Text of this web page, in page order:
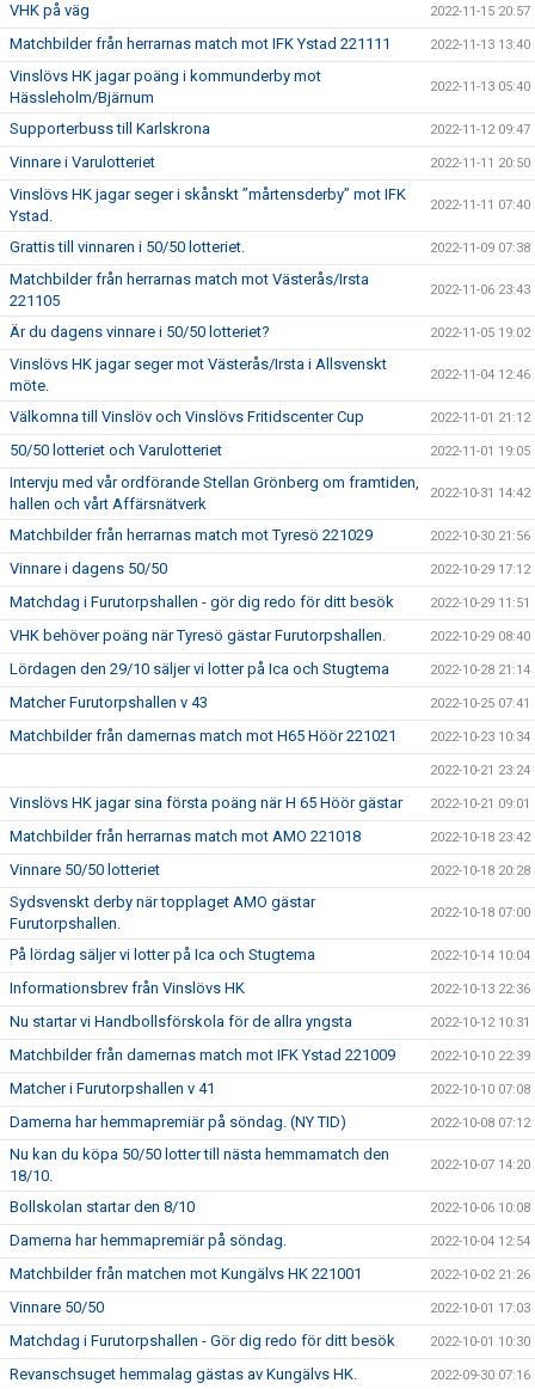
VHK på väg 2022-11-15 20:57
Matchbilder från herrarnas match mot IFK Ystad 221111 2022-11-13 13:40
Vinslövs HK jagar poäng i kommunderby mot
Hässleholm/Bjärnum
2022-11-13 05:40
Supporterbuss till Karlskrona 2022-11-12 09:47
Vinnare i Varulotteriet 2022-11-11 20:50
Vinslövs HK jagar seger i skånskt ”mårtensderby” mot IFK
Ystad.
2022-11-11 07:40
Grattis till vinnaren i 50/50 lotteriet. 2022-11-09 07:38
Matchbilder från herrarnas match mot Västerås/Irsta
221105
2022-11-06 23:43
Är du dagens vinnare i 50/50 lotteriet? 2022-11-05 19:02
Vinslövs HK jagar seger mot Västerås/Irsta i Allsvenskt
möte.
2022-11-04 12:46
Välkomna till Vinslöv och Vinslövs Fritidscenter Cup 2022-11-01 21:12
50/50 lotteriet och Varulotteriet 2022-11-01 19:05
Intervju med vår ordförande Stellan Grönberg om framtiden,
hallen och vårt Affärsnätverk
2022-10-31 14:42
Matchbilder från herrarnas match mot Tyresö 221029 2022-10-30 21:56
Vinnare i dagens 50/50 2022-10-29 17:12
Matchdag i Furutorpshallen - gör dig redo för ditt besök 2022-10-29 11:51
VHK behöver poäng när Tyresö gästar Furutorpshallen. 2022-10-29 08:40
Lördagen den 29/10 säljer vi lotter på Ica och Stugtema 2022-10-28 21:14
Matcher Furutorpshallen v 43 2022-10-25 07:41
Matchbilder från damernas match mot H65 Höör 221021 2022-10-23 10:34
2022-10-21 23:24
Vinslövs HK jagar sina första poäng när H 65 Höör gästar 2022-10-21 09:01
Matchbilder från herrarnas match mot AMO 221018 2022-10-18 23:42
Vinnare 50/50 lotteriet 2022-10-18 20:28
Sydsvenskt derby när topplaget AMO gästar
Furutorpshallen.
2022-10-18 07:00
På lördag säljer vi lotter på Ica och Stugtema 2022-10-14 10:04
Informationsbrev från Vinslövs HK 2022-10-13 22:36
Nu startar vi Handbollsförskola för de allra yngsta 2022-10-12 10:31
Matchbilder från damernas match mot IFK Ystad 221009 2022-10-10 22:39
Matcher i Furutorpshallen v 41 2022-10-10 07:08
Damerna har hemmapremiär på söndag. (NY TID) 2022-10-08 07:12
Nu kan du köpa 50/50 lotter till nästa hemmamatch den
18/10.
2022-10-07 14:20
Bollskolan startar den 8/10 2022-10-06 10:08
Damerna har hemmapremiär på söndag. 2022-10-04 12:54
Matchbilder från matchen mot Kungälvs HK 221001 2022-10-02 21:26
Vinnare 50/50 2022-10-01 17:03
Matchdag i Furutorpshallen - Gör dig redo för ditt besök 2022-10-01 10:30
Revanschsuget hemmalag gästas av Kungälvs HK. 2022-09-30 07:16